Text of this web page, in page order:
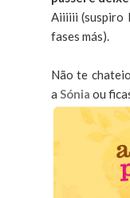
Aiiiiii (suspiro
fases más).
Não te
a Sónia ou